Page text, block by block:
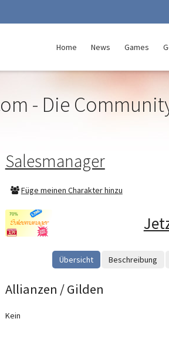
Home News Games
- Die
Salesmanager
Füge meinen Charakter hinzu
Übersicht Beschreibung
Allianzen / Gilden
Kein